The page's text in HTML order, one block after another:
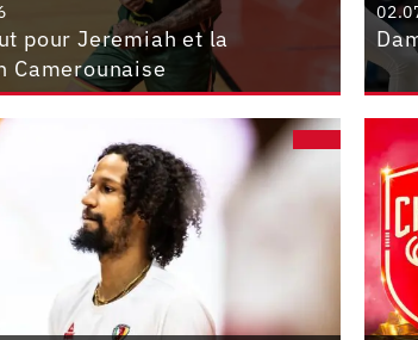
pour Jeremiah et la
Camerounaise